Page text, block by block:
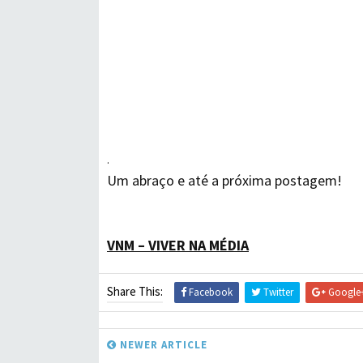
.
Um abraço e até a próxima postagem!
VNM – VIVER NA MÉDIA
Share This: Facebook Twitter
NEWER ARTICLE